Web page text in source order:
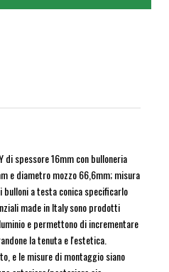
di spessore 16mm con bulloneria
e diametro mozzo 66,6mm; misura
bulloni a testa conica specificarlo
made in Italy sono prodotti
e permettono di incrementare
la tenuta e l'estetica.
e le misure di montaggio siano